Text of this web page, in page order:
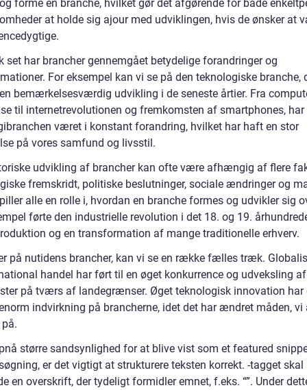
forme en branche, hvilket gør det afgørende for både
at holde sig ajour med udviklingen, hvis de ønsker at
set har brancher gennemgået betydelige forandringer og
For eksempel kan vi se på den teknologiske branche,
bemærkelsesværdig udvikling i de seneste årtier. Fra
til internetrevolutionen og fremkomsten af smartphones, har
været i konstant forandring, hvilket har haft en stor
på vores samfund og livsstil.
udvikling af brancher kan ofte være afhængig af flere
fremskridt, politiske beslutninger, sociale ændringer og
alle en rolle i, hvordan en branche formes og udvikler sig
førte den industrielle revolution i det 18. og 19.
og en transformation af mange traditionelle erhverv.
på nutidens brancher, kan vi se en række fælles træk.
handel har ført til en øget konkurrence og udveksling
på tværs af landegrænser. Øget teknologisk innovation har
indvirkning på brancherne, idet det har ændret måden, vi
større sandsynlighed for at blive vist som et featured
er det vigtigt at strukturere teksten korrekt. -tagget skal
en overskrift, der tydeligt formidler emnet, f.eks. “”. Under